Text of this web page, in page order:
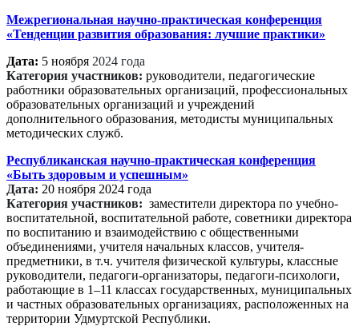
Межрегиональная научно-практическая конференция
«Тенденции развития образования: лучшие практики»
Дата: 5 ноября 2024 года
Категория участников: руководители, педагогические
работники образовательных организаций, профессиональных
образовательных организаций и учреждений
дополнительного образования, методисты муниципальных
методических служб.
Республиканская научно-практическая конференция
«Быть здоровым и успешным»
Дата: 20 ноября 2024 года
Категория участников: заместители директора по учебно-
воспитательной, воспитательной работе, советники директора
по воспитанию и взаимодействию с общественными
объединениями, учителя начальных классов, учителя-
предметники, в т.ч. учителя физической культуры, классные
руководители, педагоги-организаторы, педагоги-психологи,
работающие в 1–11 классах государственных, муниципальных
и частных образовательных организациях, расположенных на
территории Удмуртской Республики.